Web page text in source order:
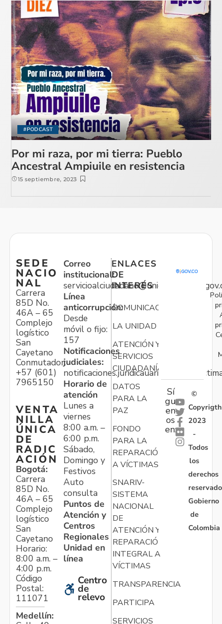
#PODCAST
Por mi raza, por mi tierra: Pueblo
Ancestral Ampiuile en resistencia
15 septiembre, 2023
SEDE
NACIO
NAL
Carrera
85D No.
46A – 65
Complejo
logístico
San
Cayetano
Conmutador:
+57 (601)
7965150
VENTA
NILLA
ÚNICA
DE
RADIC
ACIÓN
Bogotá:
Carrera
85D No.
46A – 65
Complejo
logístico
San
Cayetano
Horario:
8:00 a.m. –
4:00 p.m.
Código
Postal:
111071
Medellín:
Correo
institucional:
Línea
anticorrupción:
Desde
móvil o fijo:
157
Notificaciones
judiciales:
Horario de
atención
Lunes a
viernes
8:00 a.m. –
6:00 p.m.
Sábado,
Domingo y
Festivos
Auto
consulta
Puntos de
Atención y
Centros
Regionales
Unidad en
línea
Centro
de
relevo
ENLACES
DE
INTERÉS
COMUNICACIONES
LA UNIDAD
ATENCIÓN Y
SERVICIOS
CIUDADANÍA
DATOS
PARA LA
PAZ
FONDO
PARA LA
REPARACIÓN
A VÍCTIMAS
SNARIV-
SISTEMA
NACIONAL
DE
ATENCIÓN Y
REPARACIÓN
INTEGRAL A
VÍCTIMAS
TRANSPARENCIA
PARTICIPA
SERVICIOS
Sí
gu
en
os
en:
©
Copyrigth
2023
-
Todos
los
derechos
Gobierno
de
Colombia